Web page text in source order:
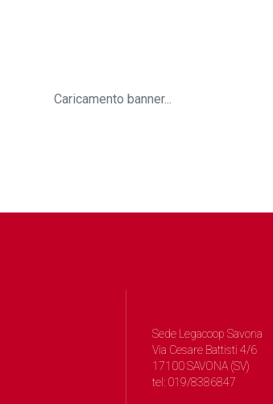
Caricamento banner...
Sede Legacoop Savona
Via Cesare Battisti 4/6
17100 SAVONA (SV)
tel: 019/8386847